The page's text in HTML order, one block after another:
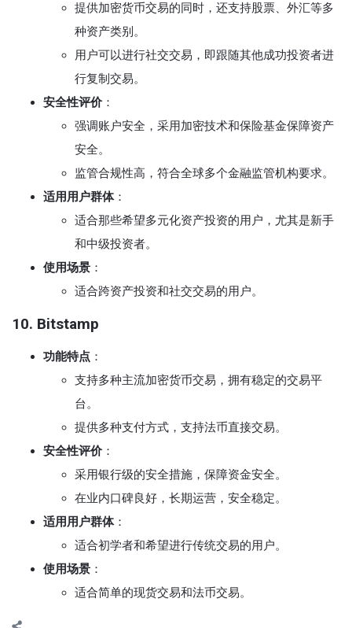
提供加密货币交易的同时，还支持股票、外汇等多
种资产类别。
用户可以进行社交交易，即跟随其他成功投资者进
行复制交易。
安全性评价 ：
强调账户安全，采用加密技术和保险基金保障资产
安全。
监管合规性高，符合全球多个金融监管机构要求。
适用用户群体：
适合那些希望多元化资产投资的用户，尤其是新手
和中级投资者。
使用场景 ：
适合跨资产投资和社交交易的用户。
10. Bitstamp
功能特点 ：
支持多种主流加密货币交易，拥有稳定的交易平
台。
提供多种支付方式，支持法币直接交易。
安全性评价 ：
采用银行级的安全措施，保障资金安全。
在业内口碑良好，长期运营，安全稳定。
适用用户群体：
适合初学者和希望进行传统交易的用户。
使用场景 ：
适合简单的现货交易和法币交易。